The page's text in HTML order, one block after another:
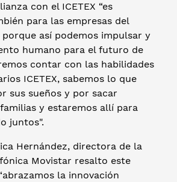
con el ICETEX “es
para las empresas del
así podemos impulsar y
humano para el futuro de
contar con las habilidades
ICETEX, sabemos lo que
sus sueños y por sacar
y estaremos allí para
juntos".
Hernández, directora de la
Movistar resalto este
la innovación